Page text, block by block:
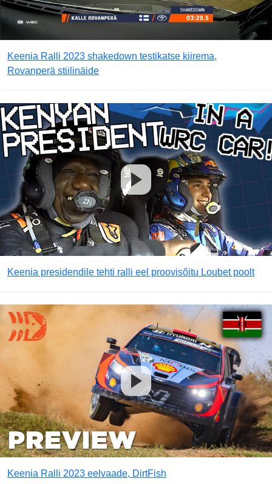
Keenia Ralli 2023 shakedown testikatse kiirema,
Rovanperä stiilinäide
Keenia presidendile tehti ralli eel proovisõitu Loubet poolt
Keenia Ralli 2023 eelvaade, DirtFish